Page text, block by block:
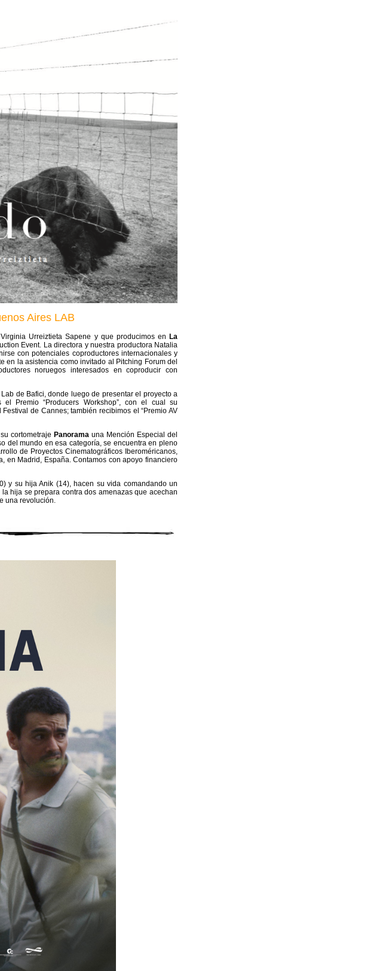
Aires LAB
Urreiztieta Sapene y que producimos en La
Event. La directora y nuestra productora Natalia
con potenciales coproductores internacionales y
en la asistencia como invitado al Pitching Forum del
noruegos interesados en coproducir con
de Bafici, donde luego de presentar el proyecto a
Premio “Producers Workshop”, con el cual su
de Cannes; también recibimos el “Premio AV
cortometraje Panorama una Mención Especial del
del mundo en esa categoría, se encuentra en pleno
de Proyectos Cinematográficos Iberoméricanos,
en Madrid, España. Contamos con apoyo financiero
y su hija Anik (14), hacen su vida comandando un
hija se prepara contra dos amenazas que acechan
una revolución.